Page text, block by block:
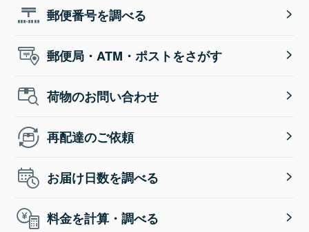
郵便番号を調べる
郵便局・ATM・ポストをさがす
荷物のお問い合わせ
再配達のご依頼
お届け日数を調べる
料金を計算・調べる